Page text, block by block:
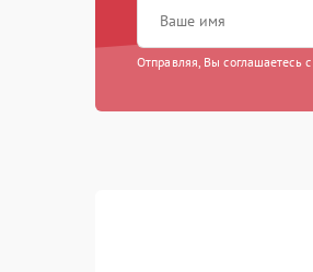
Отправляя, Вы соглашаетесь с